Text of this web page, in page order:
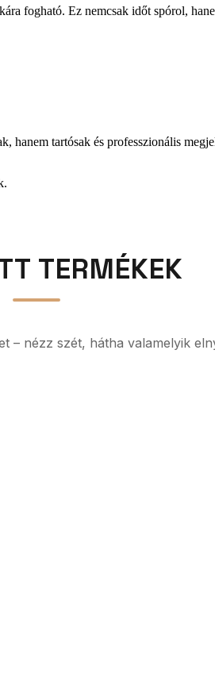
fogható. Ez nemcsak időt spórol,
hanem tartósak és professzionális
TERMÉKEK
– nézz szét, hátha valamelyik